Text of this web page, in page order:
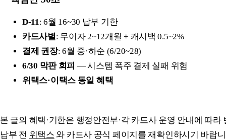
D-11 : 6월 16~30 납부 기한
카드사별 : 무이자 2~12개월 + 캐시백 0.5~2%
결제 권장: 6월 중·하순 (6/20~28)
6/30 막판 회피 — 시스템 폭주 결제 실패 위험
위택스·이택스 동일 혜택
본 글의 혜택·기한은 행정안전부·각 카드사 운영 안내에 따라
납부 전 위택스 와 카드사 공식 페이지를 재확인하시기 바랍